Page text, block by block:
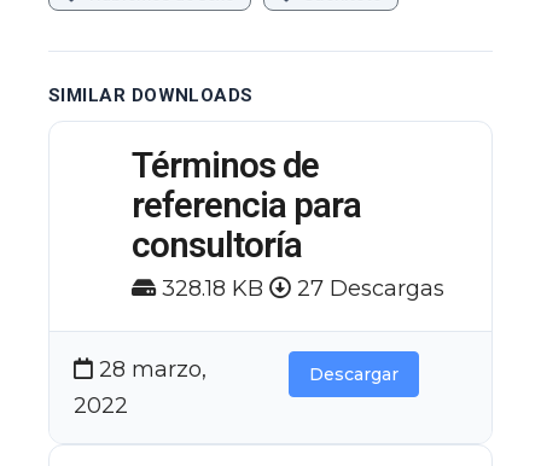
SIMILAR DOWNLOADS
Términos de
referencia para
consultoría
328.18 KB 27 Descargas
28 marzo,
2022
Descargar